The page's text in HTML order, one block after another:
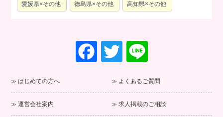
愛媛県×その他 徳島県×その他 高知県×その他
F
a
e
b
T
wi
tt
er
e
はじめての方へ よくあるご質問
運営会社案内 求人掲載のご相談